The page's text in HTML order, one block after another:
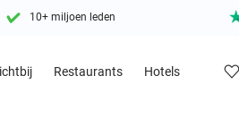
10+ miljoen leden
Restaurants Hotels